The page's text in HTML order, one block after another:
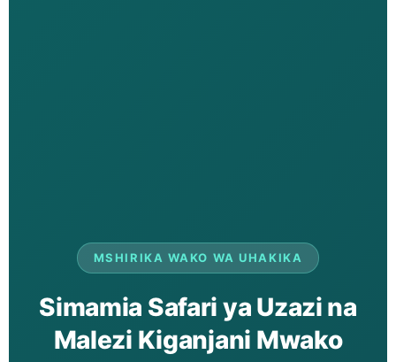
MSHIRIKA WAKO WA UHAKIKA
Simamia Safari ya Uzazi na
Malezi Kiganjani Mwako